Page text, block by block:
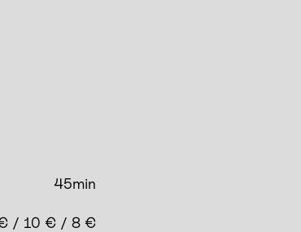
45min
/ 10 € / 8 €